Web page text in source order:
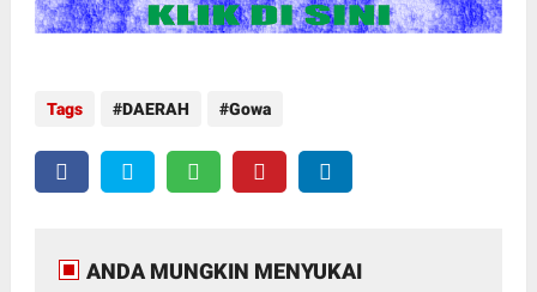
Tags DAERAH Gowa
ANDA MUNGKIN MENYUKAI